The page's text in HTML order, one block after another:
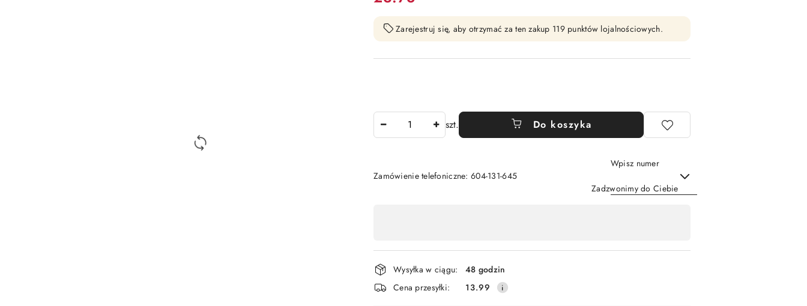
Zarejestruj się, aby otrzymać za ten zakup 119 punktów lojalnościowych.
szt. Do koszyka
Zamówienie telefoniczne: 604-131-645
Wpisz numer
Zadzwonimy do Ciebie
płatność
i
dostawa
Wysyłka w ciągu:
48 godzin
Cena przesyłki:
13.99